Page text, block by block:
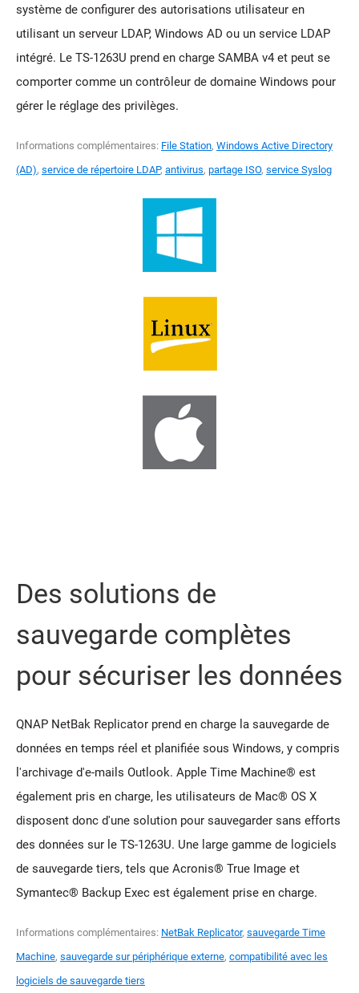
système de configurer des autorisations utilisateur en
utilisant un serveur LDAP, Windows AD ou un service LDAP
intégré. Le TS-1263U prend en charge SAMBA v4 et peut se
comporter comme un contrôleur de domaine Windows pour
gérer le réglage des privilèges.
Informations complémentaires: File Station, Windows Active Directory
(AD), service de répertoire LDAP, antivirus, partage ISO, service Syslog
Des solutions de
sauvegarde complètes
pour sécuriser les données
QNAP NetBak Replicator prend en charge la sauvegarde de
données en temps réel et planifiée sous Windows, y compris
l'archivage d'e-mails Outlook. Apple Time Machine® est
également pris en charge, les utilisateurs de Mac® OS X
disposent donc d'une solution pour sauvegarder sans efforts
des données sur le TS-1263U. Une large gamme de logiciels
de sauvegarde tiers, tels que Acronis® True Image et
Symantec® Backup Exec est également prise en charge.
Informations complémentaires: NetBak Replicator, sauvegarde Time
Machine, sauvegarde sur périphérique externe, compatibilité avec les
logiciels de sauvegarde tiers